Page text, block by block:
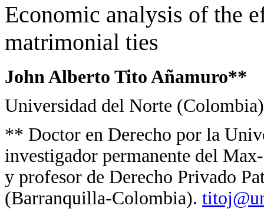
Economic analysis of the
matrimonial ties
John Alberto Tito Añamuro**
Universidad del Norte (Colombia)
** Doctor en Derecho por la
investigador permanente del
y profesor de Derecho Privado
(Barranquilla-Colombia).